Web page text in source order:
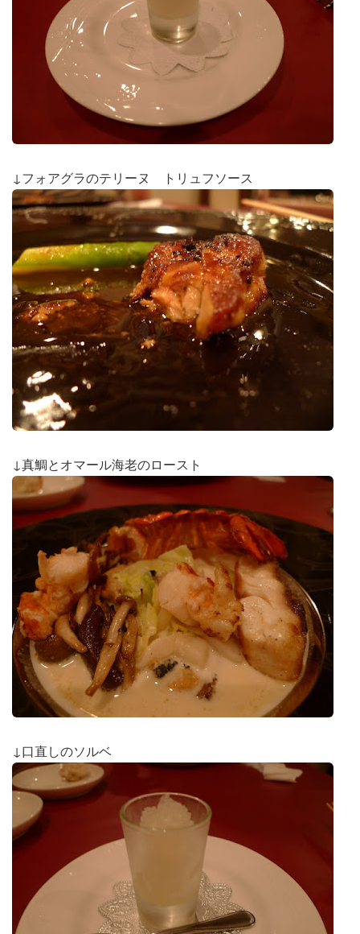
↓フォアグラのテリーヌ トリュフソース
↓真鯛とオマール海老のロースト
↓口直しのソルベ